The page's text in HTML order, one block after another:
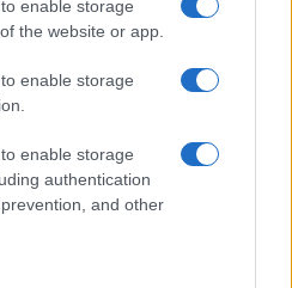
enable storage
the website or app.
enable storage
enable storage
authentication
and other
il terrore